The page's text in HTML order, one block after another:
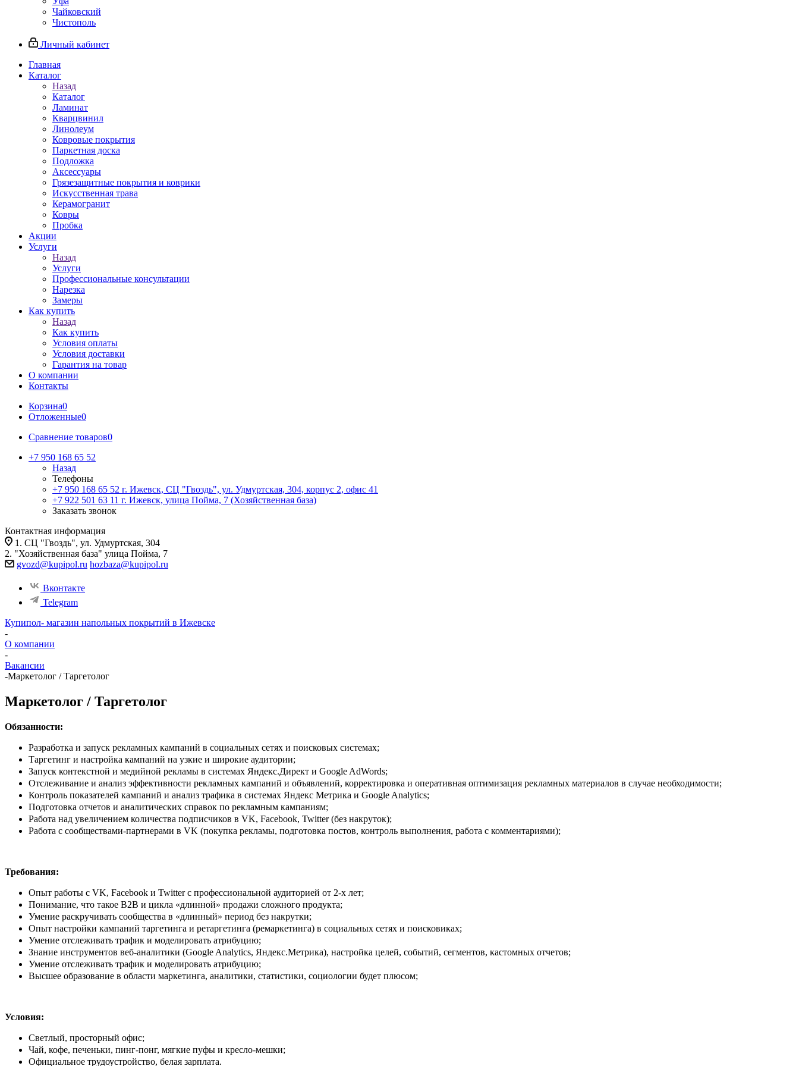
Чайковский
Чистополь
Личный кабинет
Главная
Каталог
Назад
Каталог
Ламинат
Кварцвинил
Линолеум
Ковровые покрытия
Паркетная доска
Подложка
Аксессуары
Грязезащитные покрытия и коврики
Искусственная трава
Керамогранит
Ковры
Пробка
Акции
Услуги
Назад
Услуги
Профессиональные консультации
Нарезка
Замеры
Как купить
Назад
Как купить
Условия оплаты
Условия доставки
Гарантия на товар
О компании
Контакты
Корзина0
Отложенные0
Сравнение товаров0
+7 950 168 65 52
Назад
Телефоны
+7 950 168 65 52 г. Ижевск, СЦ "Гвоздь", ул. Удмуртская, 304, корпус 2, офис 41
+7 922 501 63 11 г. Ижевск, улица Пойма, 7 (Хозяйственная база)
Заказать звонок
Контактная информация
1. СЦ "Гвоздь", ул. Удмуртская, 304
2. "Хозяйственная база" улица Пойма, 7
gvozd@kupipol.ru hozbaza@kupipol.ru
Вконтакте
Telegram
Купипол- магазин напольных покрытий в Ижевске
-
О компании
-
Вакансии
-Маркетолог / Таргетолог
Маркетолог / Таргетолог
Обязанности:
Разработка и запуск рекламных кампаний в социальных сетях и поисковых системах;
Таргетинг и настройка кампаний на узкие и широкие аудитории;
Запуск контекстной и медийной рекламы в системах Яндекс.Директ и Google AdWords;
Отслеживание и анализ эффективности рекламных кампаний и объявлений, корректировка и оперативная оптимизация рекламных материалов в случае необходимости;
Контроль показателей кампаний и анализ трафика в системах Яндекс Метрика и Google Analytics;
Подготовка отчетов и аналитических справок по рекламным кампаниям;
Работа над увеличением количества подписчиков в VK, Facebook, Twitter (без накруток);
Работа с сообществами-партнерами в VK (покупка рекламы, подготовка постов, контроль выполнения, работа с комментариями);
Требования:
Опыт работы с VK, Facebook и Twitter с профессиональной аудиторией от 2-х лет;
Понимание, что такое В2В и цикла «длинной» продажи сложного продукта;
Умение раскручивать сообщества в «длинный» период без накрутки;
Опыт настройки кампаний таргетинга и ретаргетинга (ремаркетинга) в социальных сетях и поисковиках;
Умение отслеживать трафик и моделировать атрибуцию;
Знание инструментов веб-аналитики (Google Analytics, Яндекс.Метрика), настройка целей, событий, сегментов, кастомных отчетов;
Умение отслеживать трафик и моделировать атрибуцию;
Высшее образование в области маркетинга, аналитики, статистики, социологии будет плюсом;
Условия:
Светлый, просторный офис;
Чай, кофе, печеньки, пинг-понг, мягкие пуфы и кресло-мешки;
Официальное трудоустройство, белая зарплата.